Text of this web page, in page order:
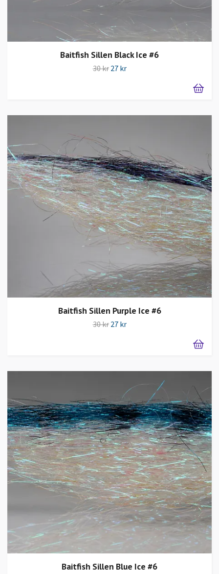
Baitfish Sillen Black Ice #6
30 kr 27 kr
Baitfish Sillen Purple Ice #6
30 kr 27 kr
Baitfish Sillen Blue Ice #6